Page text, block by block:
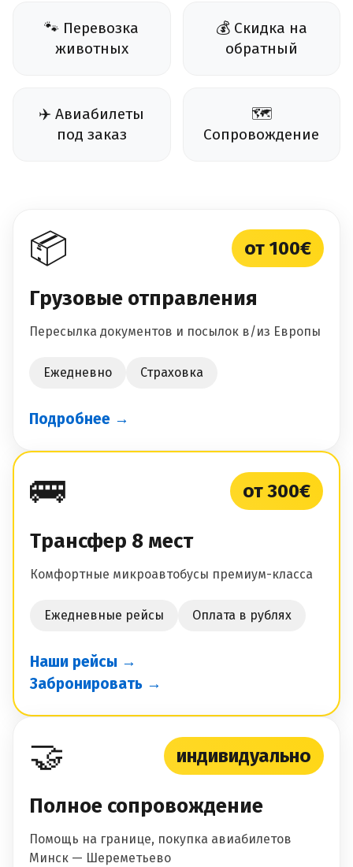
🐾 Перевозка
животных
💰 Скидка на
обратный
✈️ Авиабилеты
под заказ
🗺️
Сопровождение
📦 от 100€
Грузовые отправления
Пересылка документов и посылок в/из Европы
Ежедневно Страховка
Подробнее →
🚌 от 300€
Трансфер 8 мест
Комфортные микроавтобусы премиум-класса
Ежедневные рейсы Оплата в рублях
Наши рейсы →
Забронировать →
🤝 индивидуально
Полное сопровождение
Помощь на границе, покупка авиабилетов
Минск — Шереметьево